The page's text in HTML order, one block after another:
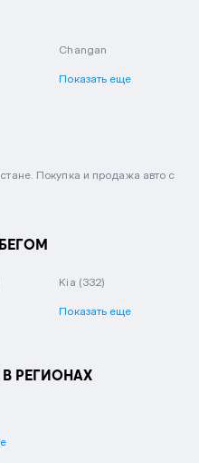
Changan
Показать еще
Покупка и продажа авто с
Kia (332)
Показать еще
РЕГИОНАХ